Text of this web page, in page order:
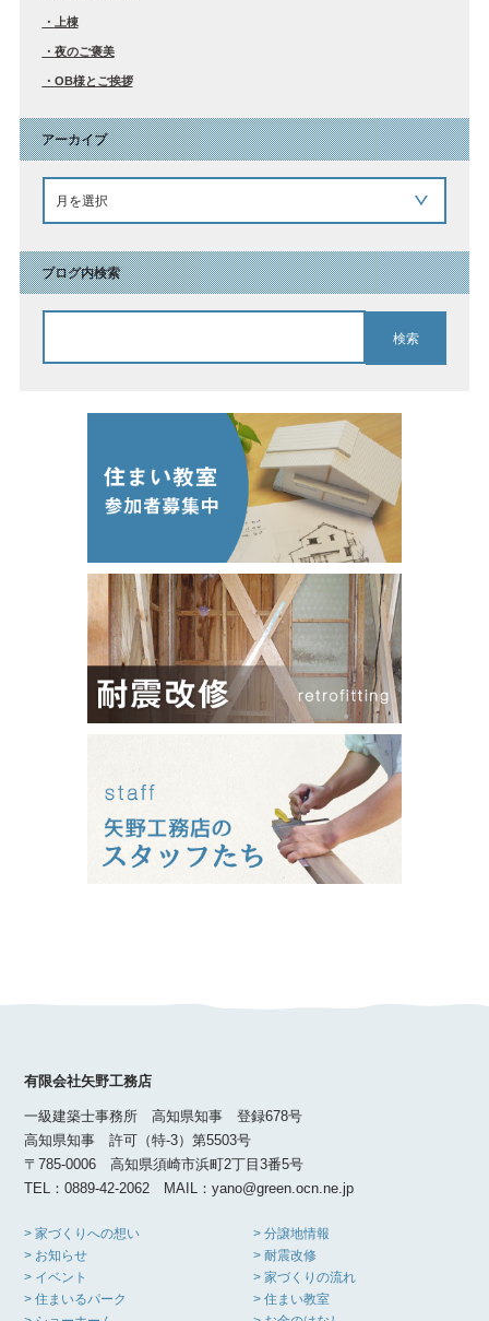
上棟
夜のご褒美
OB様とご挨拶
アーカイブ
ブログ内検索
有限会社矢野工務店
一級建築士事務所 高知県知事 登録678号
高知県知事 許可（特-3）第5503号
〒785-0006 高知県須崎市浜町2丁目3番5号
TEL：0889-42-2062 MAIL：yano@green.ocn.ne.jp
> 家づくりへの想い
> お知らせ
> イベント
> 住まいるパーク
> 分譲地情報
> 耐震改修
> 家づくりの流れ
> 住まい教室